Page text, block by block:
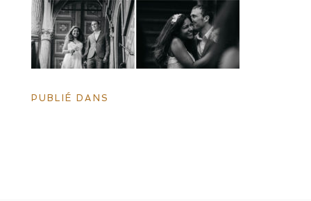
PUBLIÉ DANS